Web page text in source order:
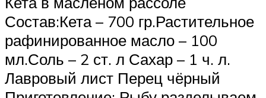
Состав:Кета – 700 гр.Растительное
рафинированное масло – 100
мл.Соль – 2 ст. л Сахар – 1 ч. л.
Лавровый лист Перец чёрный